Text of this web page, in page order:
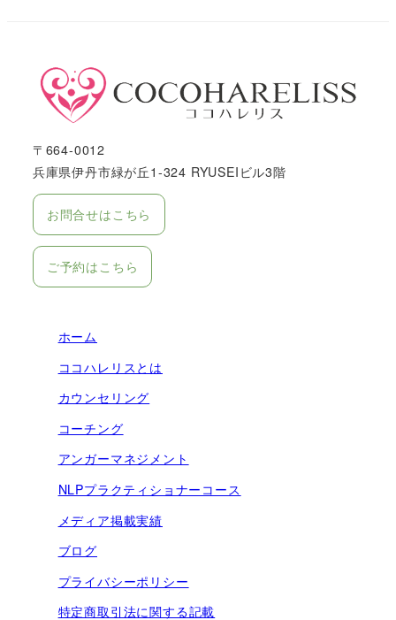
〒664-0012
兵庫県伊丹市緑が丘1-324 RYUSEIビル3階
お問合せはこちら
ご予約はこちら
ホーム
ココハレリスとは
カウンセリング
コーチング
アンガーマネジメント
NLPプラクティショナーコース
メディア掲載実績
ブログ
プライバシーポリシー
特定商取引法に関する記載